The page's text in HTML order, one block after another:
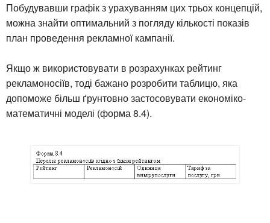
Побудувавши графік з урахуванням цих трьох концепцій,
можна знайти оптимальний з погляду кількості показів
план проведення рекламної кампанії.
Якщо ж використовувати в розрахунках рейтинг
рекламоносіїв, тоді бажано розробити таблицю, яка
допоможе більш ґрунтовно застосовувати економіко-
математичні моделі (форма 8.4).